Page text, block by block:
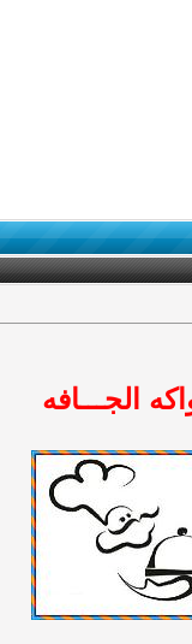
الجـــافه